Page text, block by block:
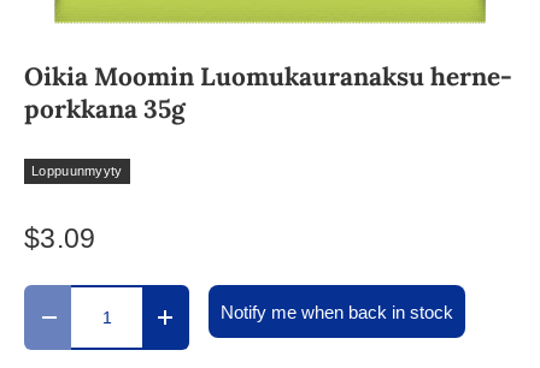
Oikia Moomin Luomukauranaksu herne-
porkkana 35g
Loppuunmyyty
$3.09
Määrä
Translation missing: fi.cart.items.decrease_quantity
Translation missing:
Notify me when back in stock